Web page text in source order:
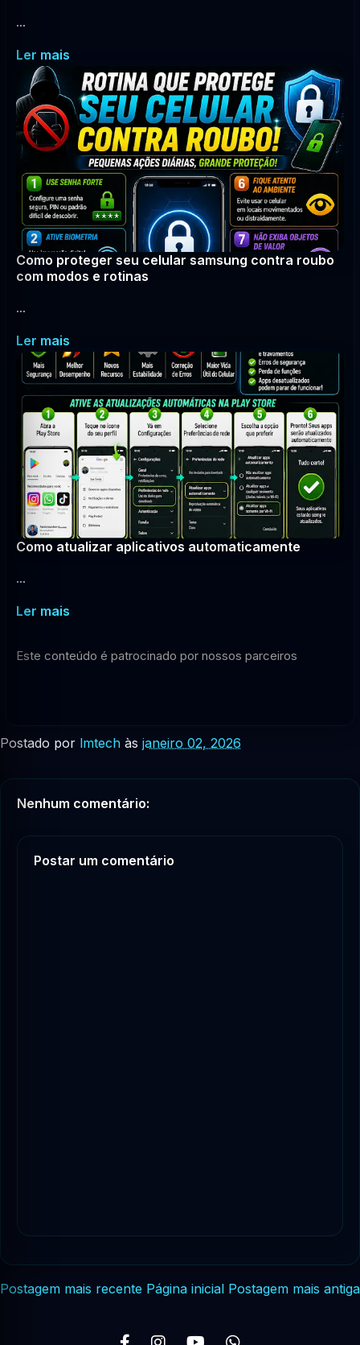
...
Ler mais
Como proteger seu celular samsung contra roubo
com modos e rotinas
...
Ler mais
Como atualizar aplicativos automaticamente
...
Ler mais
Este conteúdo é patrocinado por nossos parceiros
Postado por lmtech às janeiro 02, 2026
Nenhum comentário:
Postar um comentário
Postagem mais recente Postagem mais antiga
Página inicial